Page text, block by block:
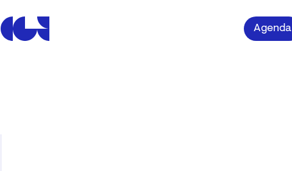
Centre de la Gravure et de l'Image impriméeAgenda